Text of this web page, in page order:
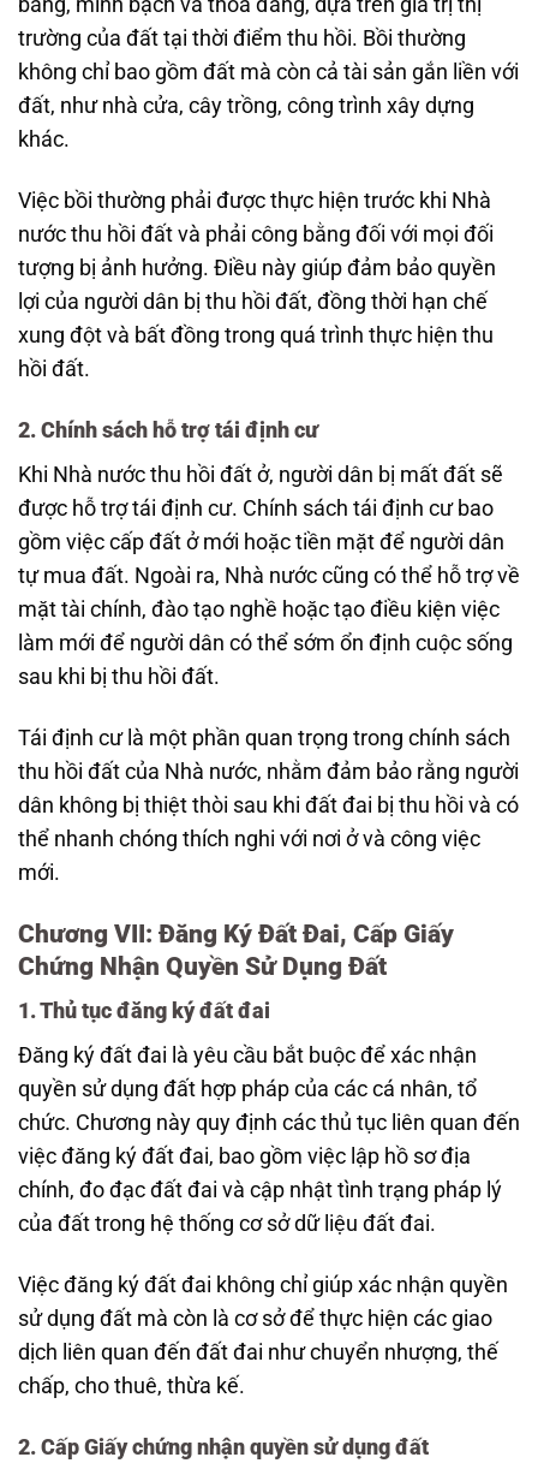
bằng, minh bạch và thỏa đáng, dựa trên giá trị thị
trường của đất tại thời điểm thu hồi. Bồi thường
không chỉ bao gồm đất mà còn cả tài sản gắn liền với
đất, như nhà cửa, cây trồng, công trình xây dựng
khác.
Việc bồi thường phải được thực hiện trước khi Nhà
nước thu hồi đất và phải công bằng đối với mọi đối
tượng bị ảnh hưởng. Điều này giúp đảm bảo quyền
lợi của người dân bị thu hồi đất, đồng thời hạn chế
xung đột và bất đồng trong quá trình thực hiện thu
hồi đất.
2. Chính sách hỗ trợ tái định cư
Khi Nhà nước thu hồi đất ở, người dân bị mất đất sẽ
được hỗ trợ tái định cư. Chính sách tái định cư bao
gồm việc cấp đất ở mới hoặc tiền mặt để người dân
tự mua đất. Ngoài ra, Nhà nước cũng có thể hỗ trợ về
mặt tài chính, đào tạo nghề hoặc tạo điều kiện việc
làm mới để người dân có thể sớm ổn định cuộc sống
sau khi bị thu hồi đất.
Tái định cư là một phần quan trọng trong chính sách
thu hồi đất của Nhà nước, nhằm đảm bảo rằng người
dân không bị thiệt thòi sau khi đất đai bị thu hồi và có
thể nhanh chóng thích nghi với nơi ở và công việc
mới.
Chương VII: Đăng Ký Đất Đai, Cấp Giấy
Chứng Nhận Quyền Sử Dụng Đất
1. Thủ tục đăng ký đất đai
Đăng ký đất đai là yêu cầu bắt buộc để xác nhận
quyền sử dụng đất hợp pháp của các cá nhân, tổ
chức. Chương này quy định các thủ tục liên quan đến
việc đăng ký đất đai, bao gồm việc lập hồ sơ địa
chính, đo đạc đất đai và cập nhật tình trạng pháp lý
của đất trong hệ thống cơ sở dữ liệu đất đai.
Việc đăng ký đất đai không chỉ giúp xác nhận quyền
sử dụng đất mà còn là cơ sở để thực hiện các giao
dịch liên quan đến đất đai như chuyển nhượng, thế
chấp, cho thuê, thừa kế.
2. Cấp Giấy chứng nhận quyền sử dụng đất